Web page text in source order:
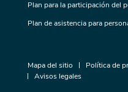
Plan para la participación del
Plan de asistencia para
Mapa del sitio Política de
Avisos legales